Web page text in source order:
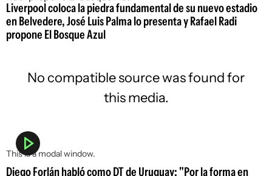
Liverpool coloca la piedra fundamental de su nuevo estadio
en Belvedere, José Luis Palma lo presenta y Rafael Radi
propone El Bosque Azul
This is a modal window.
No compatible source was found for
this media.
Diego Forlán habló como DT de Uruguay: "Por la forma en